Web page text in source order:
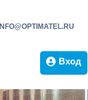
INFO@OPTIMATEL.RU
Вход